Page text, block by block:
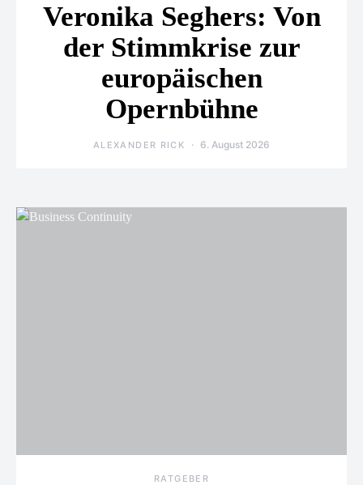
Veronika Seghers: Von
der Stimmkrise zur
europäischen
Opernbühne
ALEXANDER RICK 6. August 2026
RATGEBER